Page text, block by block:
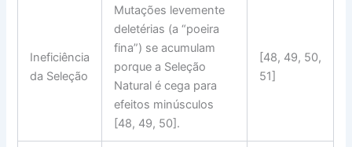
Ineficiência
da Seleção
Mutações levemente
deletérias (a “poeira
fina”) se acumulam
porque a Seleção
Natural é cega para
efeitos minúsculos
[48, 49, 50].
[48, 49, 50,
51]